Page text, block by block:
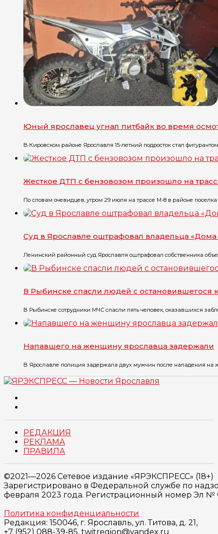
Юный ярославец угнал питбайк во время
В Кировском районе Ярославля 15-летний подросток стал фигурантом
Жесткое ДТП с бензовозом произошло на
По словам очевидцев, утром 29 июля на трассе М-8 в районе поселка
Суд в Ярославле оштрафовал владельца «Дома
Ленинский районный суд Ярославля оштрафовал собственника
В Рыбинске спасли людей с остановившегося
В Рыбинске сотрудники МЧС спасли пять человек, оказавшихся
Напавшего на женщину ярославца задержали
В Ярославле полиция задержала двух мужчин после нападения на
РЕДАКЦИЯ
РЕКЛАМА
ПРАВИЛА
©2021—2026 Сетевое издание «ЯРЭКСПРЕСС» (18+)
Зарегистрировано в Федеральной службе по
февраля 2023 года. Регистрационный номер Эл №
Политика конфиденциальности
Редакция: 150046, г. Ярославль, ул. Титова, д. 21,
+7 (952) 088-39-85, twitregion@yandex.ru